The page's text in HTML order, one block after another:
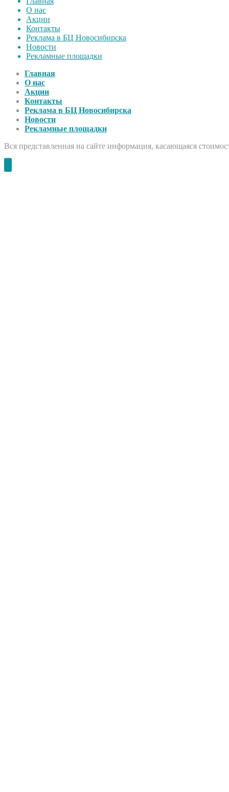
О нас
Акции
Контакты
Реклама в БЦ Новосибирска
Новости
Рекламные площадки
Главная
О нас
Акции
Контакты
Реклама в БЦ Новосибирска
Новости
Рекламные площадки
Вся представленная на сайте информация, касающаяся